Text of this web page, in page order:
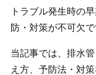
トラブル発生時の
防・対策が不可欠で
当記事では、排水
え方、予防法・対